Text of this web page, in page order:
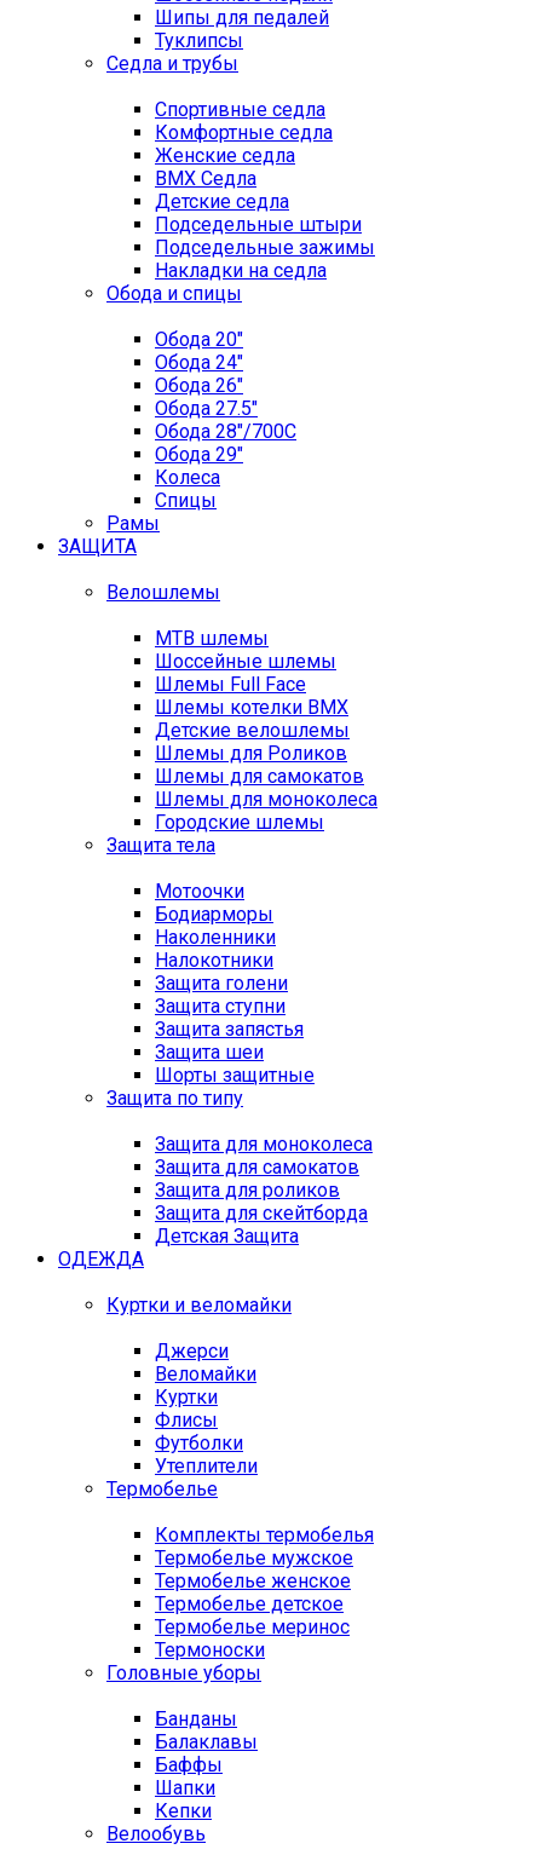
Шипы для педалей
Туклипсы
Седла и трубы
Спортивные седла
Комфортные седла
Женские седла
BMX Седла
Детские седла
Подседельные штыри
Подседельные зажимы
Накладки на седла
Обода и спицы
Обода 20"
Обода 24"
Обода 26"
Обода 27.5"
Обода 28"/700C
Обода 29"
Колеса
Спицы
Рамы
ЗАЩИТА
Велошлемы
MTB шлемы
Шоссейные шлемы
Шлемы Full Face
Шлемы котелки BMX
Детские велошлемы
Шлемы для Роликов
Шлемы для самокатов
Шлемы для моноколеса
Городские шлемы
Защита тела
Мотоочки
Бодиарморы
Наколенники
Налокотники
Защита голени
Защита ступни
Защита запястья
Защита шеи
Шорты защитные
Защита по типу
Защита для моноколеса
Защита для самокатов
Защита для роликов
Защита для скейтборда
Детская Защита
ОДЕЖДА
Куртки и веломайки
Джерси
Веломайки
Куртки
Флисы
Футболки
Утеплители
Термобелье
Комплекты термобелья
Термобелье мужское
Термобелье женское
Термобелье детское
Термобелье меринос
Термоноски
Головные уборы
Банданы
Балаклавы
Баффы
Шапки
Кепки
Велообувь